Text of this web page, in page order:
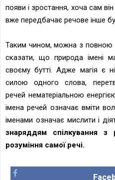
появи і зростання, хоча сам
вже передбачає речове інше
Таким чином, можна з повною
сказати, що природа імені
своєму бутті. Адже магія є
силою одного слова,
речей нематеріальною
імена речей означає вміти
іменами означає мислити і
знаряддям спілкування
розуміння самої речі.